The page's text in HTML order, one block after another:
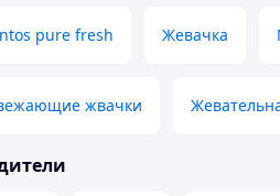
pure fresh Жевачка
жвачки